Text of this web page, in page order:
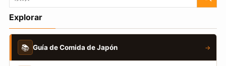
Explorar
📚 Guía de Comida de Japón →